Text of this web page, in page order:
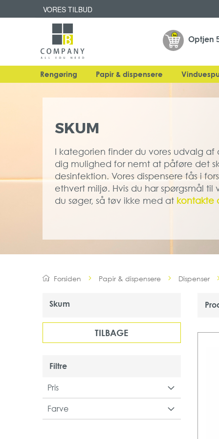
VORES TILBUD
Optjen
Rengøring Papir & dispensere
SKUM
I kategorien finder du vores udvalg af
dig mulighed for nemt at påføre det
desinfektion. Vores dispensere fås i
ethvert miljø. Hvis du har spørgsmål
du søger, så tøv ikke med at kontakte
Forsiden Papir & dispensere Dispenser
Skum
TILBAGE
Filtre
Pris
Farve